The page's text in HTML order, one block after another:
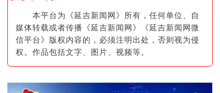
本平台为《延吉新闻网》所有，任何单位、自
媒体转载或者传播《延吉新闻网》《延吉新闻网微
信平台》版权内容的，必须注明出处，否则视为侵
权。作品包括文字、图片 、视频等。